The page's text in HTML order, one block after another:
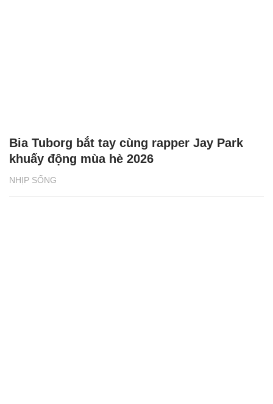
NHỊP SỐNG
Bia Tuborg bắt tay cùng rapper Jay Park
khuấy động mùa hè 2026